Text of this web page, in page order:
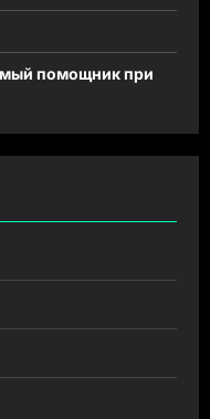
помощник при